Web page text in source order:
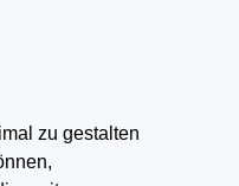
zu gestalten